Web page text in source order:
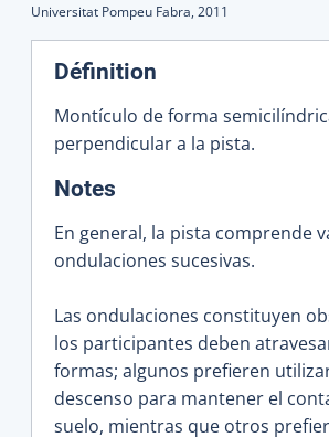
Universitat Pompeu Fabra, 2011
Définition
Montículo de forma
perpendicular a la pista.
Notes
En general, la pista comprende
ondulaciones sucesivas.
Las ondulaciones constituyen
los participantes deben
formas; algunos prefieren
descenso para mantener el
suelo, mientras que otros